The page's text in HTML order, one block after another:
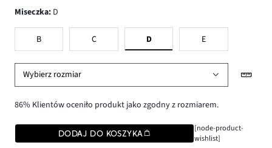
Miseczka: D
B C D E
Wybierz rozmiar
86% Klientów oceniło produkt jako zgodny z rozmiarem.
DODAJ DO KOSZYKA
[node-product-
wishlist]